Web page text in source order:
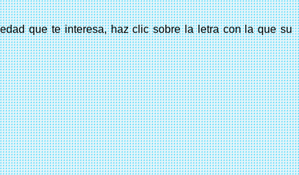
que te interesa, haz clic sobre la letra con la que su